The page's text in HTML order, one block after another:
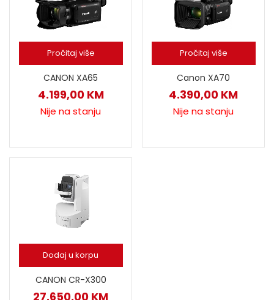
Pročitaj više
CANON XA65
4.199,00 KM
Nije na stanju
Pročitaj više
Canon XA70
4.390,00 KM
Nije na stanju
Dodaj u korpu
CANON CR-X300
27.650,00 KM